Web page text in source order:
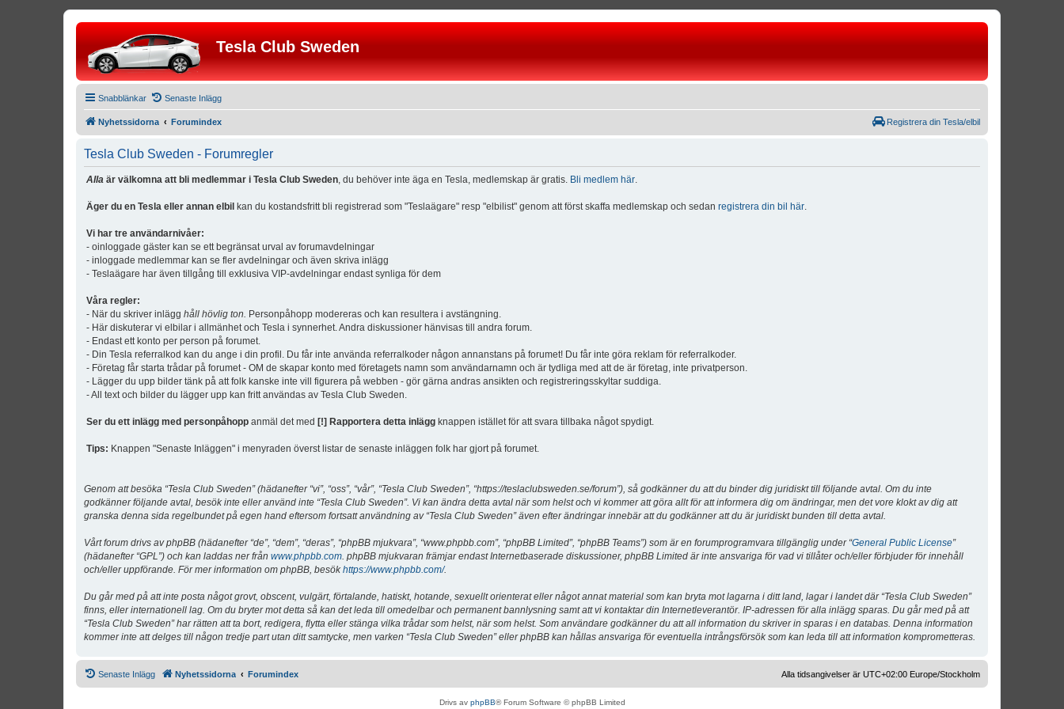
Tesla Club Sweden
Snabblänkar Senaste Inlägg
Nyhetssidorna Forumindex Registrera din Tesla/elbil
Tesla Club Sweden - Forumregler
Alla är välkomna att bli medlemmar i Tesla Club Sweden, du behöver inte äga en Tesla, medlemskap är gratis. Bli medlem här.
Äger du en Tesla eller annan elbil kan du kostandsfritt bli registrerad som "Teslaägare" resp "elbilist" genom att först skaffa medlemskap och sedan registrera din bil här.
Vi har tre användarnivåer:
- oinloggade gäster kan se ett begränsat urval av forumavdelningar
- inloggade medlemmar kan se fler avdelningar och även skriva inlägg
- Teslaägare har även tillgång till exklusiva VIP-avdelningar endast synliga för dem
Våra regler:
- När du skriver inlägg håll hövlig ton. Personpåhopp modereras och kan resultera i avstängning.
- Här diskuterar vi elbilar i allmänhet och Tesla i synnerhet. Andra diskussioner hänvisas till andra forum.
- Endast ett konto per person på forumet.
- Din Tesla referralkod kan du ange i din profil. Du får inte använda referralkoder någon annanstans på forumet! Du får inte göra reklam för referralkoder.
- Företag får starta trådar på forumet - OM de skapar konto med företagets namn som användarnamn och är tydliga med att de är företag, inte privatperson.
- Lägger du upp bilder tänk på att folk kanske inte vill figurera på webben - gör gärna andras ansikten och registreringsskyltar suddiga.
- All text och bilder du lägger upp kan fritt användas av Tesla Club Sweden.
Ser du ett inlägg med personpåhopp anmäl det med [!] Rapportera detta inlägg knappen istället för att svara tillbaka något spydigt.
Tips: Knappen "Senaste Inläggen" i menyraden överst listar de senaste inläggen folk har gjort på forumet.
Genom att besöka “Tesla Club Sweden” (hädanefter “vi”, “oss”, “vår”, “Tesla Club Sweden”, “https://teslaclubsweden.se/forum”), så godkänner du att du binder dig juridiskt till följande avtal. Om du inte
godkänner följande avtal, besök inte eller använd inte “Tesla Club Sweden”. Vi kan ändra detta avtal när som helst och vi kommer att göra allt för att informera dig om ändringar, men det vore klokt av dig att
granska denna sida regelbundet på egen hand eftersom fortsatt användning av “Tesla Club Sweden” även efter ändringar innebär att du godkänner att du är juridiskt bunden till detta avtal.
Vårt forum drivs av phpBB (hädanefter “de”, “dem”, “deras”, “phpBB mjukvara”, “www.phpbb.com”, “phpBB Limited”, “phpBB Teams”) som är en forumprogramvara tillgänglig under “General Public License”
(hädanefter “GPL”) och kan laddas ner från www.phpbb.com. phpBB mjukvaran främjar endast Internetbaserade diskussioner, phpBB Limited är inte ansvariga för vad vi tillåter och/eller förbjuder för innehåll
och/eller uppförande. För mer information om phpBB, besökhttps://www.phpbb.com/.
Du går med på att inte posta något grovt, obscent, vulgärt, förtalande, hatiskt, hotande, sexuellt orienterat eller något annat material som kan bryta mot lagarna i ditt land, lagar i landet där “Tesla Club Sweden”
finns, eller internationell lag. Om du bryter mot detta så kan det leda till omedelbar och permanent bannlysning samt att vi kontaktar din Internetleverantör. IP-adressen för alla inlägg sparas. Du går med på att
“Tesla Club Sweden” har rätten att ta bort, redigera, flytta eller stänga vilka trådar som helst, när som helst. Som användare godkänner du att all information du skriver in sparas i en databas. Denna information
kommer inte att delges till någon tredje part utan ditt samtycke, men varken “Tesla Club Sweden” eller phpBB kan hållas ansvariga för eventuella intrångsförsök som kan leda till att information komprometteras.
Senaste Inlägg Nyhetssidorna Forumindex Alla tidsangivelser är UTC+02:00 Europe/Stockholm
Drivs av phpBB® Forum Software © phpBB Limited